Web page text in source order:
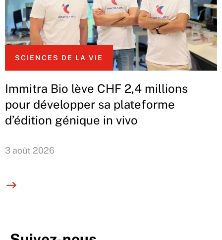
SCIENCES DE LA VIE
Immitra Bio lève CHF 2,4 millions
pour développer sa plateforme
d’édition génique in vivo
3 août 2026